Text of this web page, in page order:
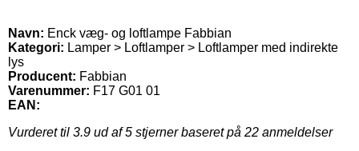
Navn: Enck væg- og loftlampe Fabbian
Kategori: Lamper > Loftlamper > Loftlamper med indirekte
lys
Producent: Fabbian
Varenummer: F17 G01 01
EAN:
Vurderet til 3.9 ud af 5 stjerner baseret på 22 anmeldelser